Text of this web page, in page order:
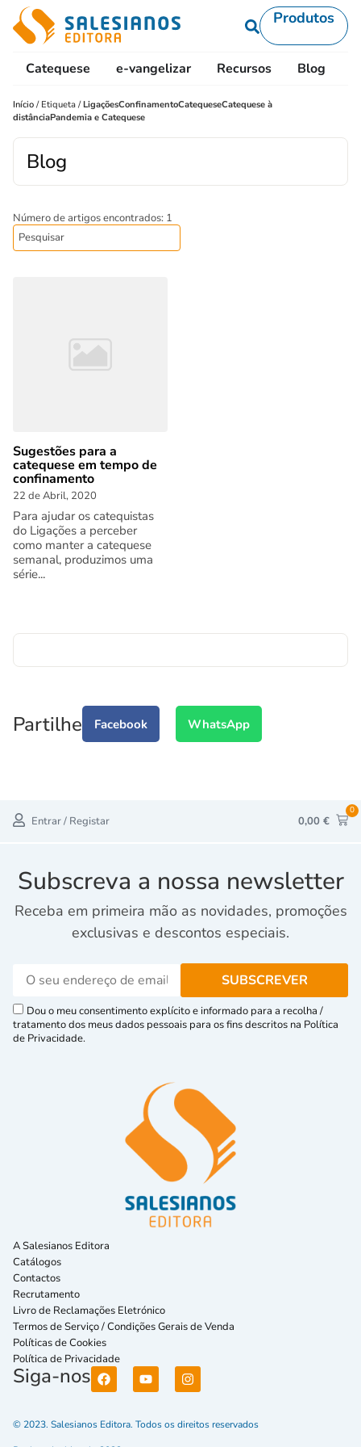
Produtos
Catequese e-vangelizar Recursos Blog
Início / Etiqueta /LigaçõesConfinamentoCatequeseCatequese à
distânciaPandemia e Catequese
Blog
Número de artigos encontrados: 1
Sugestões para a
catequese em tempo de
confinamento
22 de Abril, 2020
Para ajudar os catequistas
do Ligações a perceber
como manter a catequese
semanal, produzimos uma
série...
Partilhe Facebook WhatsApp
Entrar / Registar 0,00 €
0
Subscreva a nossa newsletter
Receba em primeira mão as novidades, promoções
exclusivas e descontos especiais.
Dou o meu consentimento explícito e informado para a recolha /
tratamento dos meus dados pessoais para os fins descritos na Política
de Privacidade.
A Salesianos Editora
Catálogos
Contactos
Recrutamento
Livro de Reclamações Eletrónico
Termos de Serviço / Condições Gerais de Venda
Políticas de Cookies
Política de Privacidade
Siga-nos
© 2023. Salesianos Editora. Todos os direitos reservados